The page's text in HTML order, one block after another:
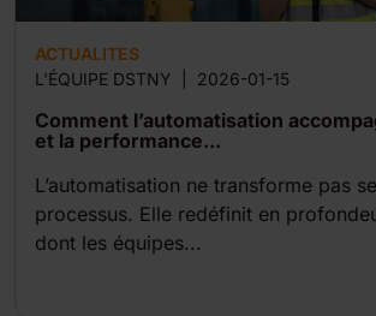
ACTUALITES
L'ÉQUIPE DSTNY
2026-01-15
Comment l’automatisation
et la performance...
L’automatisation ne transforme pas
processus. Elle redéfinit en
dont les équipes...